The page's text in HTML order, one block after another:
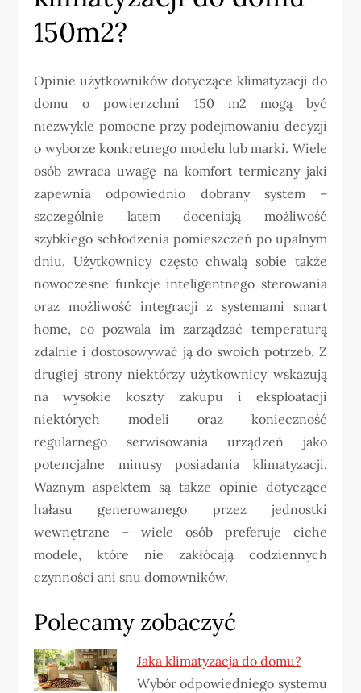
150m2?
Opinie użytkowników dotyczące klimatyzacji do
domu o powierzchni 150 m2 mogą być
niezwykle pomocne przy podejmowaniu decyzji
o wyborze konkretnego modelu lub marki. Wiele
osób zwraca uwagę na komfort termiczny jaki
zapewnia odpowiednio dobrany system –
szczególnie latem doceniają możliwość
szybkiego schłodzenia pomieszczeń po upalnym
dniu. Użytkownicy często chwalą sobie także
nowoczesne funkcje inteligentnego sterowania
oraz możliwość integracji z systemami smart
home, co pozwala im zarządzać temperaturą
zdalnie i dostosowywać ją do swoich potrzeb. Z
drugiej strony niektórzy użytkownicy wskazują
na wysokie koszty zakupu i eksploatacji
niektórych modeli oraz konieczność
regularnego serwisowania urządzeń jako
potencjalne minusy posiadania klimatyzacji.
Ważnym aspektem są także opinie dotyczące
hałasu generowanego przez jednostki
wewnętrzne – wiele osób preferuje ciche
modele, które nie zakłócają codziennych
czynności ani snu domowników.
Polecamy zobaczyć
Jaka klimatyzacja do domu?
Wybór odpowiedniego systemu